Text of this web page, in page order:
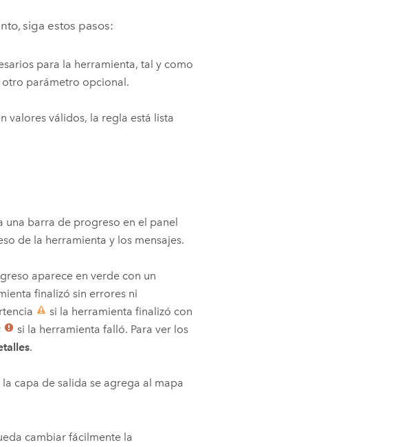
siga estos pasos:
para la herramienta, tal y como
otro parámetro opcional.
valores válidos, la regla está lista
una barra de progreso en el panel
de la herramienta y los mensajes.
aparece en verde con un
finalizó sin errores ni
si la herramienta finalizó con
si la herramienta falló. Para ver los
.
capa de salida se agrega al mapa
cambiar fácilmente la